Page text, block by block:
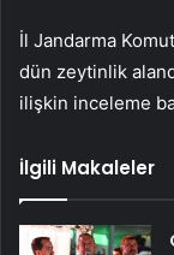
İl Jandarma
dün zeytinlik
ilişkin inceleme
İlgili Makaleler